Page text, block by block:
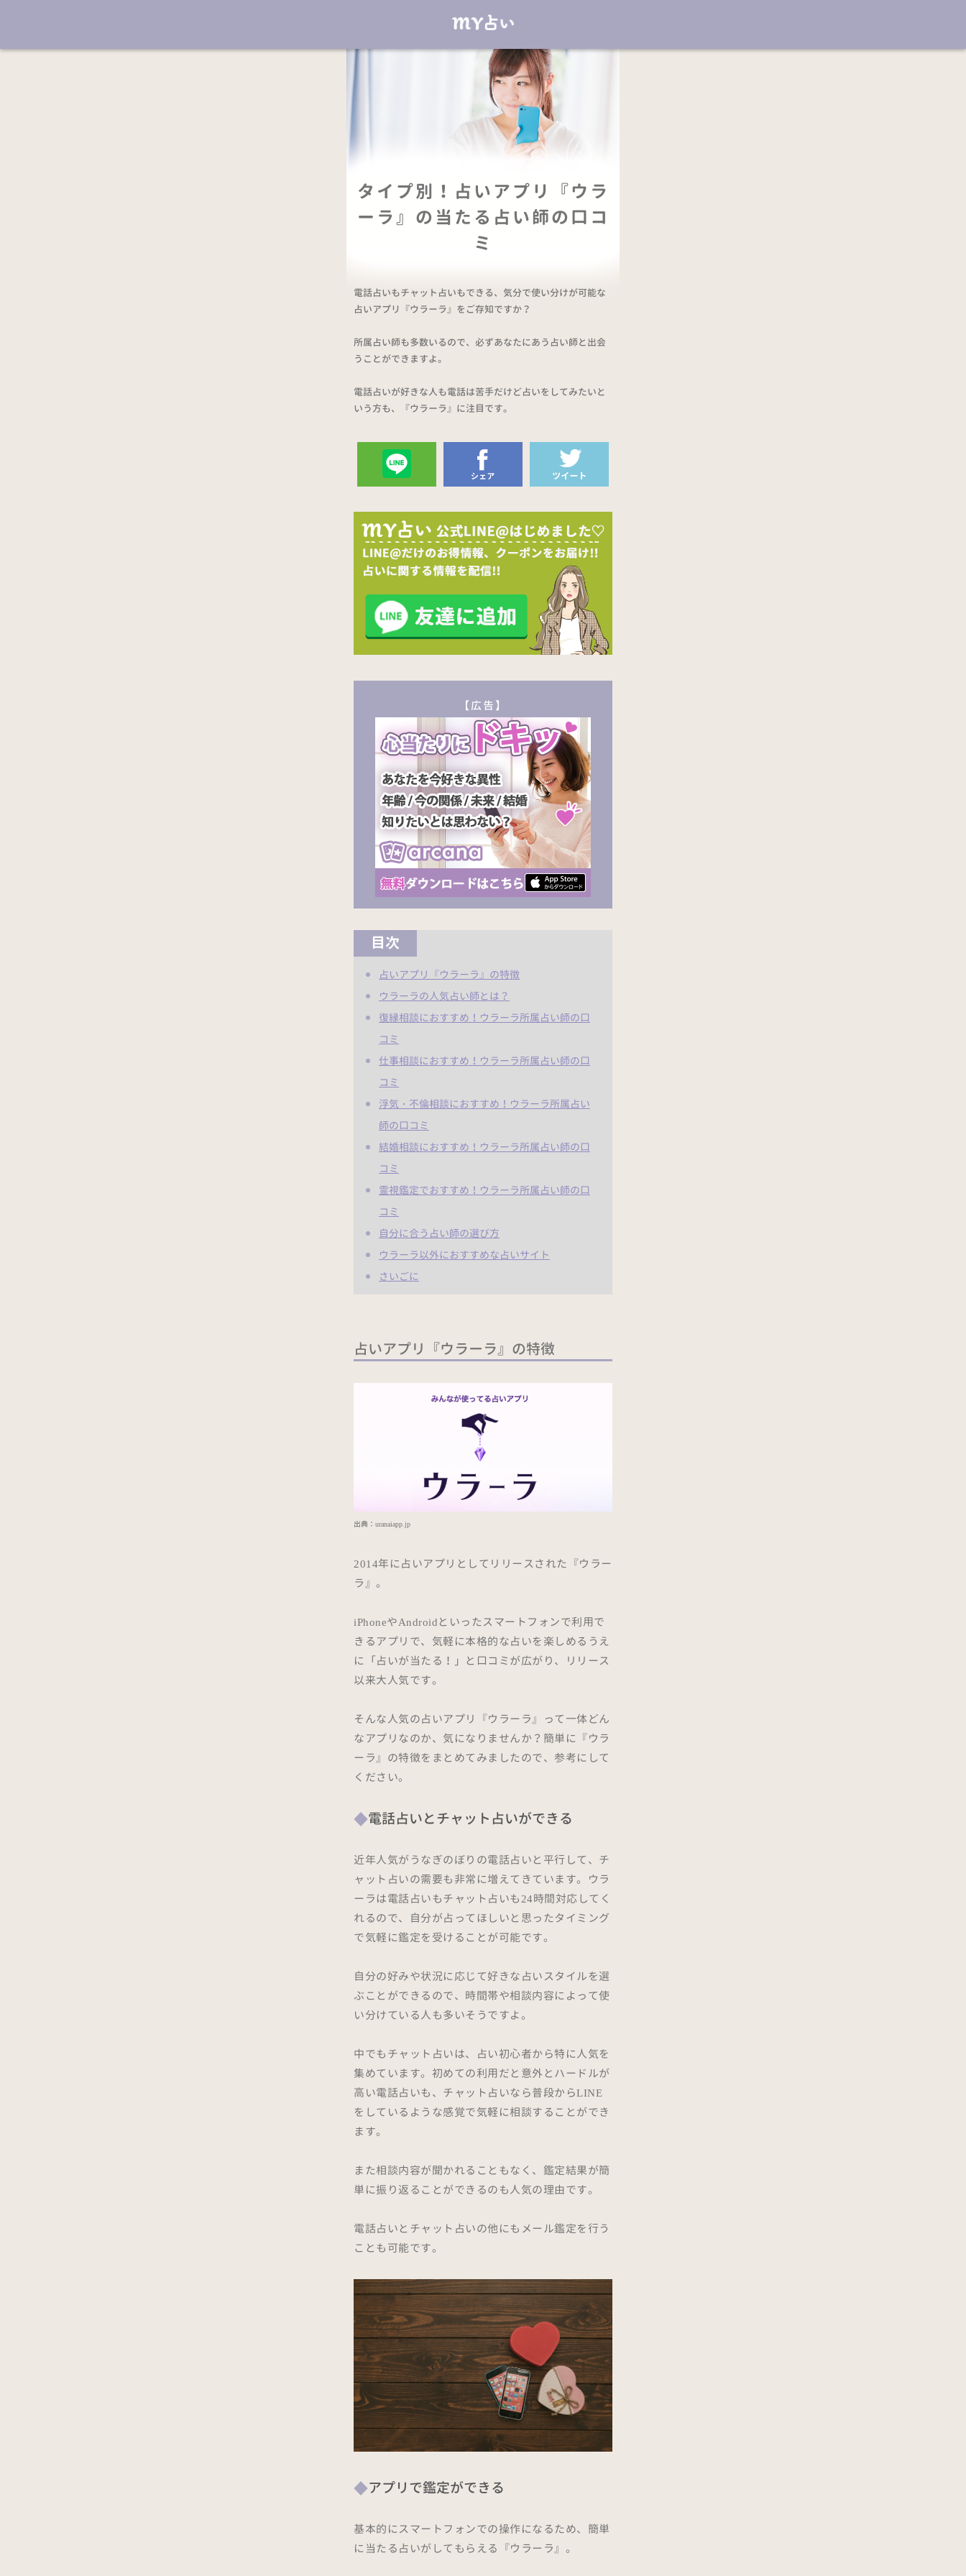
タイプ別！占いアプリ『ウラ
ーラ』の当たる占い師の口コ
ミ
電話占いもチャット占いもできる、気分で使い分けが可能な
占いアプリ『ウラーラ』をご存知ですか？
所属占い師も多数いるので、必ずあなたにあう占い師と出会
うことができますよ。
電話占いが好きな人も電話は苦手だけど占いをしてみたいと
いう方も、『ウラーラ』に注目です。
送る
【広告】
目次
占いアプリ『ウラーラ』の特徴
ウラーラの人気占い師とは？
復縁相談におすすめ！ウラーラ所属占い師の口
コミ
仕事相談におすすめ！ウラーラ所属占い師の口
コミ
浮気・不倫相談におすすめ！ウラーラ所属占い
師の口コミ
結婚相談におすすめ！ウラーラ所属占い師の口
コミ
霊視鑑定でおすすめ！ウラーラ所属占い師の口
コミ
自分に合う占い師の選び方
ウラーラ以外におすすめな占いサイト
さいごに
占いアプリ『ウラーラ』の特徴
出典： uranaiapp.jp
2014年に占いアプリとしてリリースされた『ウラー
ラ』。
iPhoneやAndroidといったスマートフォンで利用で
きるアプリで、気軽に本格的な占いを楽しめるうえ
に「占いが当たる！」と口コミが広がり、リリース
以来大人気です。
そんな人気の占いアプリ『ウラーラ』って一体どん
なアプリなのか、気になりませんか？簡単に『ウラ
ーラ』の特徴をまとめてみましたので、参考にして
ください。
電話占いとチャット占いができる
近年人気がうなぎのぼりの電話占いと平行して、チ
ャット占いの需要も非常に増えてきています。ウラ
ーラは電話占いもチャット占いも24時間対応してく
れるので、自分が占ってほしいと思ったタイミング
で気軽に鑑定を受けることが可能です。
自分の好みや状況に応じて好きな占いスタイルを選
ぶことができるので、時間帯や相談内容によって使
い分けている人も多いそうですよ。
中でもチャット占いは、占い初心者から特に人気を
集めています。初めての利用だと意外とハードルが
高い電話占いも、チャット占いなら普段からLINE
をしているような感覚で気軽に相談することができ
ます。
また相談内容が聞かれることもなく、鑑定結果が簡
単に振り返ることができるのも人気の理由です。
電話占いとチャット占いの他にもメール鑑定を行う
ことも可能です。
アプリで鑑定ができる
基本的にスマートフォンでの操作になるため、簡単
に当たる占いがしてもらえる『ウラーラ』。